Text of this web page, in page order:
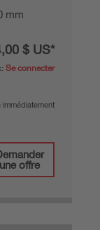
mm
$ US*
Se connecter
immédiatement
une offre